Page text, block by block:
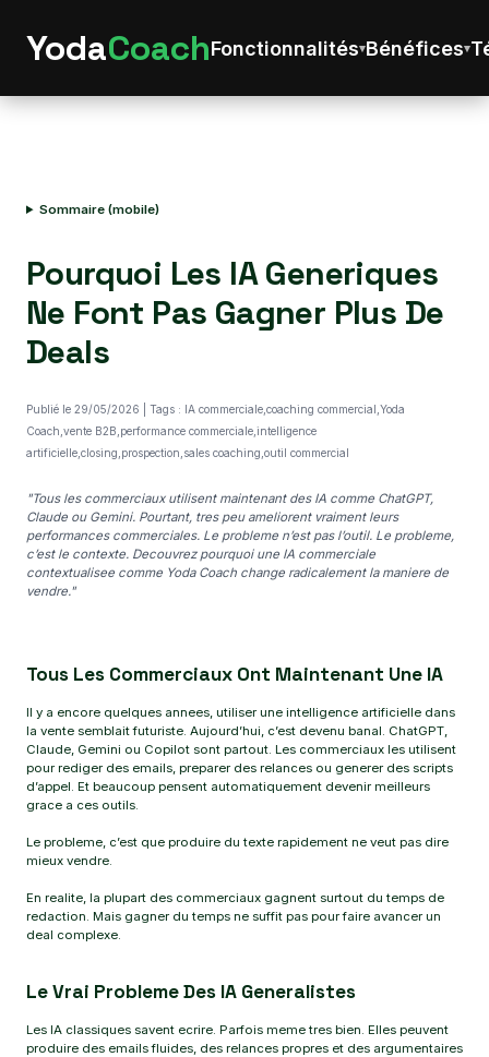
YodaCoachFonctionnalités Bénéfices
Sommaire (mobile)
Pourquoi Les IA Generiques
Ne Font Pas Gagner Plus De
Deals
Publié le 29/05/2026 | Tags : IA commerciale,coaching commercial,Yoda
Coach,vente B2B,performance commerciale,intelligence
artificielle,closing,prospection,sales coaching,outil commercial
"Tous les commerciaux utilisent maintenant des IA comme ChatGPT,
Claude ou Gemini. Pourtant, tres peu ameliorent vraiment leurs
performances commerciales. Le probleme n’est pas l’outil. Le probleme,
c’est le contexte. Decouvrez pourquoi une IA commerciale
contextualisee comme Yoda Coach change radicalement la maniere de
vendre."
Tous Les Commerciaux Ont Maintenant Une IA
Il y a encore quelques annees, utiliser une intelligence artificielle dans
la vente semblait futuriste. Aujourd’hui, c’est devenu banal. ChatGPT,
Claude, Gemini ou Copilot sont partout. Les commerciaux les utilisent
pour rediger des emails, preparer des relances ou generer des scripts
d’appel. Et beaucoup pensent automatiquement devenir meilleurs
grace a ces outils.
Le probleme, c’est que produire du texte rapidement ne veut pas dire
mieux vendre.
En realite, la plupart des commerciaux gagnent surtout du temps de
redaction. Mais gagner du temps ne suffit pas pour faire avancer un
deal complexe.
Le Vrai Probleme Des IA Generalistes
Les IA classiques savent ecrire. Parfois meme tres bien. Elles peuvent
produire des emails fluides, des relances propres et des argumentaires